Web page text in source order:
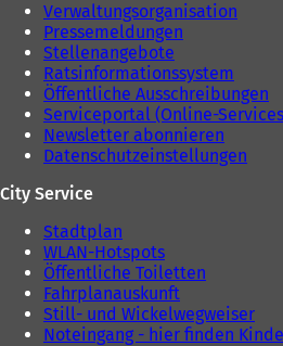
Verwaltungsorganisation
Pressemeldungen
Stellenangebote
Ratsinformationssystem
Öffentliche Ausschreibungen
Serviceportal (Online-
Newsletter abonnieren
Datenschutzeinstellungen
City Service
Stadtplan
WLAN-Hotspots
Öffentliche Toiletten
Fahrplanauskunft
Still- und Wickelwegweiser
Noteingang - hier finden